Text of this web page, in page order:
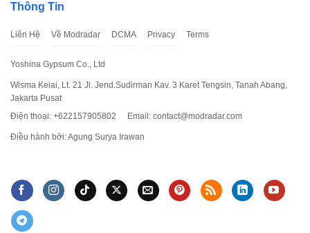
Thông Tin
Liên Hệ Về Modradar DCMA Privacy Terms
Yoshina Gypsum Co., Ltd
Wisma Keiai, Lt. 21 Jl. Jend.Sudirman Kav. 3 Karet Tengsin, Tanah Abang,
Jakarta Pusat
Điện thoại: +622157905802
Email: contact@modradar.com
Điều hành bởi: Agung Surya Irawan